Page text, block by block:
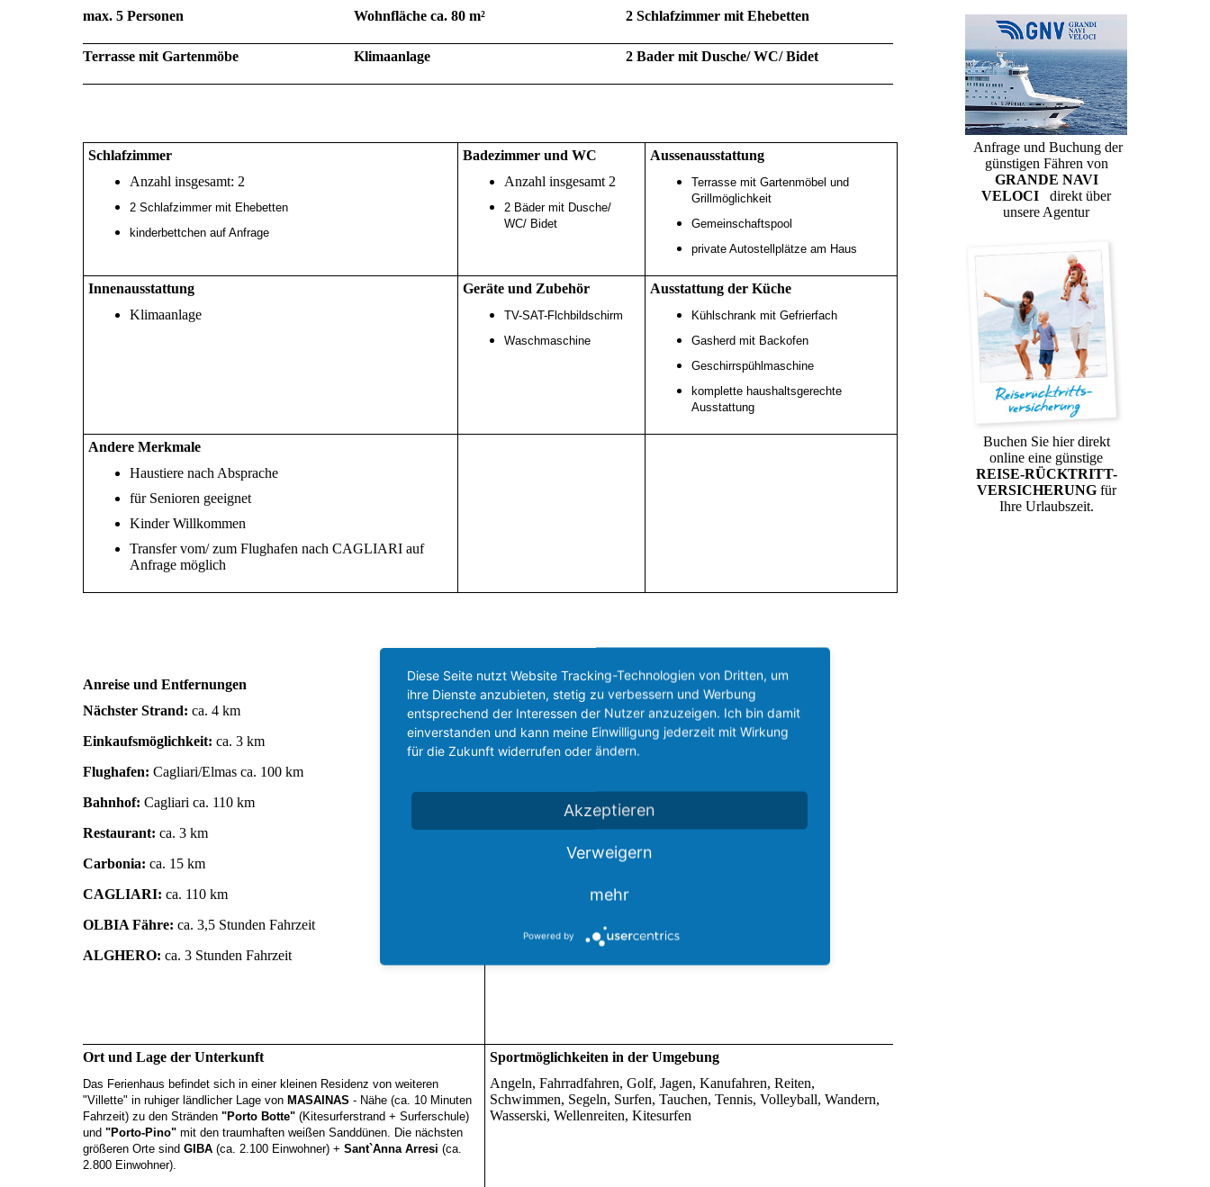
max. 5 Personen Wohnfläche ca. 80 m² 2 Schlafzimmer mit Ehebetten
Terrasse mit Gartenmöbe Klimaanlage 2 Bader mit Dusche/ WC/ Bidet
Schlafzimmer
Anzahl insgesamt: 2
2 Schlafzimmer mit Ehebetten
kinderbettchen auf Anfrage
Badezimmer und WC
Anzahl insgesamt 2
2 Bäder mit Dusche/
WC/ Bidet
Aussenausstattung
Terrasse mit Gartenmöbel und
Grillmöglichkeit
Gemeinschaftspool
private Autostellplätze am Haus
Innenausstattung
Klimaanlage
Geräte und Zubehör
TV-SAT-Flchbildschirm
Waschmaschine
Ausstattung der Küche
Kühlschrank mit Gefrierfach
Gasherd mit Backofen
Geschirrspühlmaschine
komplette haushaltsgerechte
Ausstattung
Andere Merkmale
Haustiere nach Absprache
für Senioren geeignet
Kinder Willkommen
Transfer vom/ zum Flughafen nach CAGLIARI auf
Anfrage möglich
Anreise und Entfernungen
Nächster Strand: ca. 4 km
Einkaufsmöglichkeit: ca. 3 km
Flughafen: Cagliari/Elmas ca. 100 km
Bahnhof: Cagliari ca. 110 km
Restaurant: ca. 3 km
Carbonia: ca. 15 km
CAGLIARI: ca. 110 km
OLBIA Fähre: ca. 3,5 Stunden Fahrzeit
ALGHERO: ca. 3 Stunden Fahrzeit
Ort und Lage der Unterkunft
Das Ferienhaus befindet sich in einer kleinen Residenz von weiteren
"Villette" in ruhiger ländlicher Lage von MASAINAS - Nähe (ca. 10 Minuten
Fahrzeit) zu den Stränden "Porto Botte" (Kitesurferstrand + Surferschule)
und "Porto-Pino" mit den traumhaften weißen Sanddünen.
Die nächsten
größeren Orte sind GIBA (ca. 2.100 Einwohner) + Sant`Anna Arresi (ca.
2.800 Einwohner).
Sportmöglichkeiten in der Umgebung
Angeln, Fahrradfahren, Golf, Jagen, Kanufahren, Reiten,
Schwimmen, Segeln, Surfen, Tauchen, Tennis, Volleyball, Wandern,
Wasserski, Wellenreiten, Kitesurfen
Anfrage und Buchung der
günstigen Fähren von
GRANDE NAVI
VELOCI direkt über
unsere Agentur
Buchen Sie hier direkt
online eine günstige
REISE-RÜCKTRITT-
VERSICHERUNGfür
Ihre Urlaubszeit.
Diese Seite nutzt Website Tracking-Technologien von Dritten, um
ihre Dienste anzubieten, stetig zu verbessern und Werbung
entsprechend der Interessen der Nutzer anzuzeigen. Ich bin damit
einverstanden und kann meine Einwilligung jederzeit mit Wirkung
für die Zukunft widerrufen oder ändern.
Akzeptieren
Verweigern
mehr
Powered by